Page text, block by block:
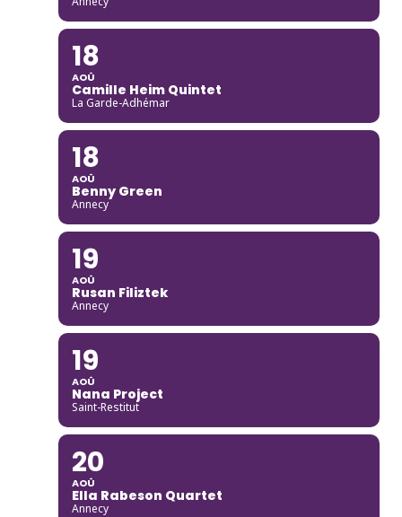
18
AOÛ
Camille Heim Quintet
La Garde-Adhémar
18
AOÛ
Benny Green
Annecy
19
AOÛ
Rusan Filiztek
Annecy
19
AOÛ
Nana Project
Saint-Restitut
20
AOÛ
Ella Rabeson Quartet
Annecy